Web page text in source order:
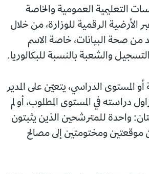
أن مديري المؤسسات التعليمية العمومية والخاصة
الأرضية الرقمية للوزارة، من خلال
من صحة البيانات، خاصة الاسم
والشعبة بالنسبة للبكالوريا.
الدراسي، يتعيّن على المدير
دراسته في المستوى المطلوب، أو لم
واحدة للمترشحين الذين يثبتون
موقعتين ومختومتين إلى مصالح